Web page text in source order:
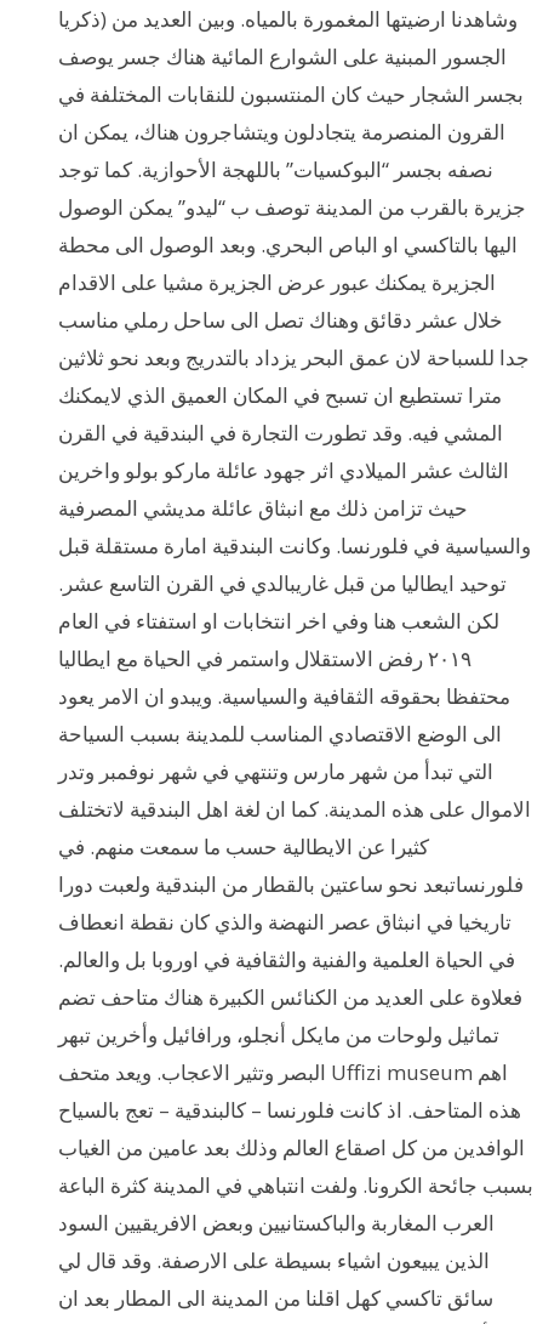
ذكريا) وشاهدنا ارضيتها المغمورة بالمياه. وبين العديد من
الجسور المبنية على الشوارع المائية هناك جسر يوصف
بجسر الشجار حيث كان المنتسبون للنقابات المختلفة في
القرون المنصرمة يتجادلون ويتشاجرون هناك، يمكن ان
نصفه بجسر “البوكسيات” باللهجة الأحوازية. كما توجد
جزيرة بالقرب من المدينة توصف ب “ليدو” يمكن الوصول
اليها بالتاكسي او الباص البحري. وبعد الوصول الى محطة
الجزيرة يمكنك عبور عرض الجزيرة مشيا على الاقدام
خلال عشر دقائق وهناك تصل الى ساحل رملي مناسب
جدا للسباحة لان عمق البحر يزداد بالتدريج وبعد نحو ثلاثين
مترا تستطيع ان تسبح في المكان العميق الذي لايمكنك
المشي فيه. وقد تطورت التجارة في البندقية في القرن
الثالث عشر الميلادي اثر جهود عائلة ماركو بولو واخرين
حيث تزامن ذلك مع انبثاق عائلة مديشي المصرفية
والسياسية في فلورنسا. وكانت البندقية امارة مستقلة قبل
توحيد ايطاليا من قبل غاريبالدي في القرن التاسع عشر.
لكن الشعب هنا وفي اخر انتخابات او استفتاء في العام
٢٠١٩ رفض الاستقلال واستمر في الحياة مع ايطاليا
محتفظا بحقوقه الثقافية والسياسية. ويبدو ان الامر يعود
الى الوضع الاقتصادي المناسب للمدينة بسبب السياحة
التي تبدأ من شهر مارس وتنتهي في شهر نوفمبر وتدر
الاموال على هذه المدينة. كما ان لغة اهل البندقية لاتختلف
كثيرا عن الايطالية حسب ما سمعت منهم. في
فلورنساتبعد نحو ساعتين بالقطار من البندقية ولعبت دورا
تاريخيا في انبثاق عصر النهضة والذي كان نقطة انعطاف
في الحياة العلمية والفنية والثقافية في اوروبا بل والعالم.
فعلاوة على العديد من الكنائس الكبيرة هناك متاحف تضم
تماثيل ولوحات من مايكل أنجلو، ورافائيل وأخرين تبهر
البصر وتثير الاعجاب. ويعد متحف Uffizi museum اهم
هذه المتاحف. اذ كانت فلورنسا – كالبندقية – تعج بالسياح
الوافدين من كل اصقاع العالم وذلك بعد عامين من الغياب
بسبب جائحة الكرونا. ولفت انتباهي في المدينة كثرة الباعة
العرب المغاربة والباكستانيين وبعض الافريقيين السود
الذين يبيعون اشياء بسيطة على الارصفة. وقد قال لي
سائق تاكسي كهل اقلنا من المدينة الى المطار بعد ان